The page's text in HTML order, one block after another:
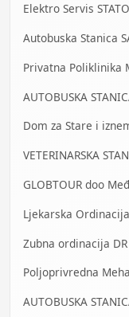
Elektro Servis
Autobuska Stanica
Privatna Poliklinika
AUTOBUSKA
Dom za Stare i
VETERINARSKA
GLOBTOUR doo
Ljekarska
Zubna ordinacija
Poljoprivredna
AUTOBUSKA